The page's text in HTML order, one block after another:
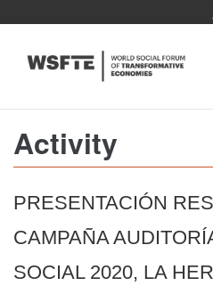
main
Activity
PRESENTACIÓN
CAMPAÑA
SOCIAL 2020, LA